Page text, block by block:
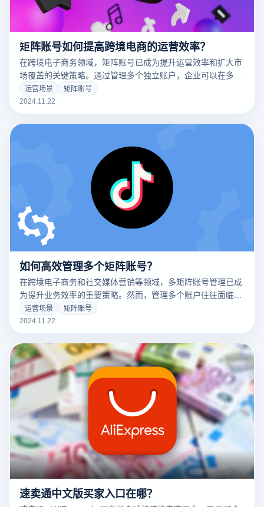
矩阵账号如何提高跨境电商的运营效率？
在跨境电子商务领域，矩阵账号已成为提升运营效率和扩大市
场覆盖的关键策略。通过管理多个独立账户，企业可以在多个
平台和市场中同时开展业务，精确地定位目标客户，优化营销
计划，提升品牌知名度和销量。矩阵账户不仅能够提高跨境电
深入探讨矩阵账户如何提升跨境电商的运营效率，重点分析在
运营场景
矩阵账号
2024.11.22
如何高效管理多个矩阵账号？
在跨境电子商务和社交媒体营销等领域，多矩阵账号管理已成
为提升业务效率的重要策略。然而，管理多个账户往往面临诸
如防止账户关联、确保信息一致性以及提高工作效率等多重挑
战。为了确保安全性并提高管理效率，企业和个人需要采取有
讨论账户隔离、工具应用和流程优化，帮助您实现无缝和高效
的账户管理。
运营场景
矩阵账号
2024.11.22
速卖通中文版买家入口在哪？